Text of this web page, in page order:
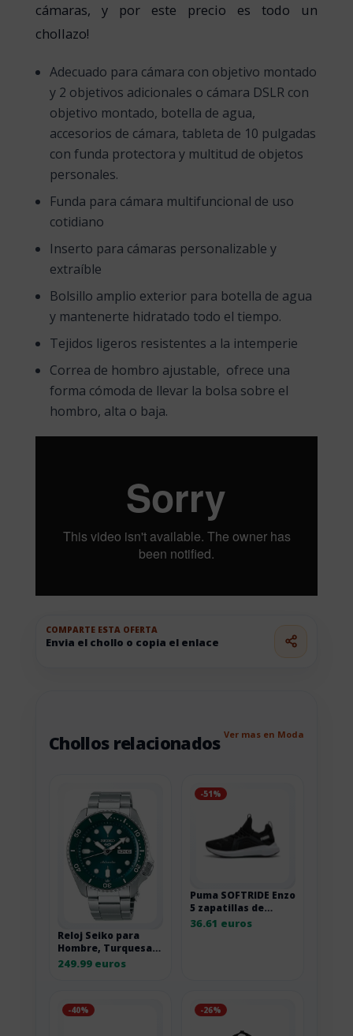
cámaras, y por este precio es todo un
chollazo!
Adecuado para cámara con objetivo montado
y 2 objetivos adicionales o cámara DSLR con
objetivo montado, botella de agua,
accesorios de cámara, tableta de 10 pulgadas
con funda protectora y multitud de objetos
personales.
Funda para cámara multifuncional de uso
cotidiano
Inserto para cámaras personalizable y
extraíble
Bolsillo amplio exterior para botella de agua
y mantenerte hidratado todo el tiempo.
Tejidos ligeros resistentes a la intemperie
Correa de hombro ajustable, ofrece una
forma cómoda de llevar la bolsa sobre el
hombro, alta o baja.
COMPARTE ESTA OFERTA
Envia el chollo o copia el enlace
Chollos relacionados Ver mas en Moda
Reloj Seiko para
Hombre, Turquesa,
Sport, 1K1
249.99 euros
-51%
Puma SOFTRIDE Enzo
5 zapatillas de
correr de carretera
36.61 euros
-40% -26%